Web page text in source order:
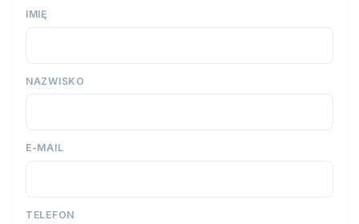
IMIĘ
NAZWISKO
E-MAIL
TELEFON